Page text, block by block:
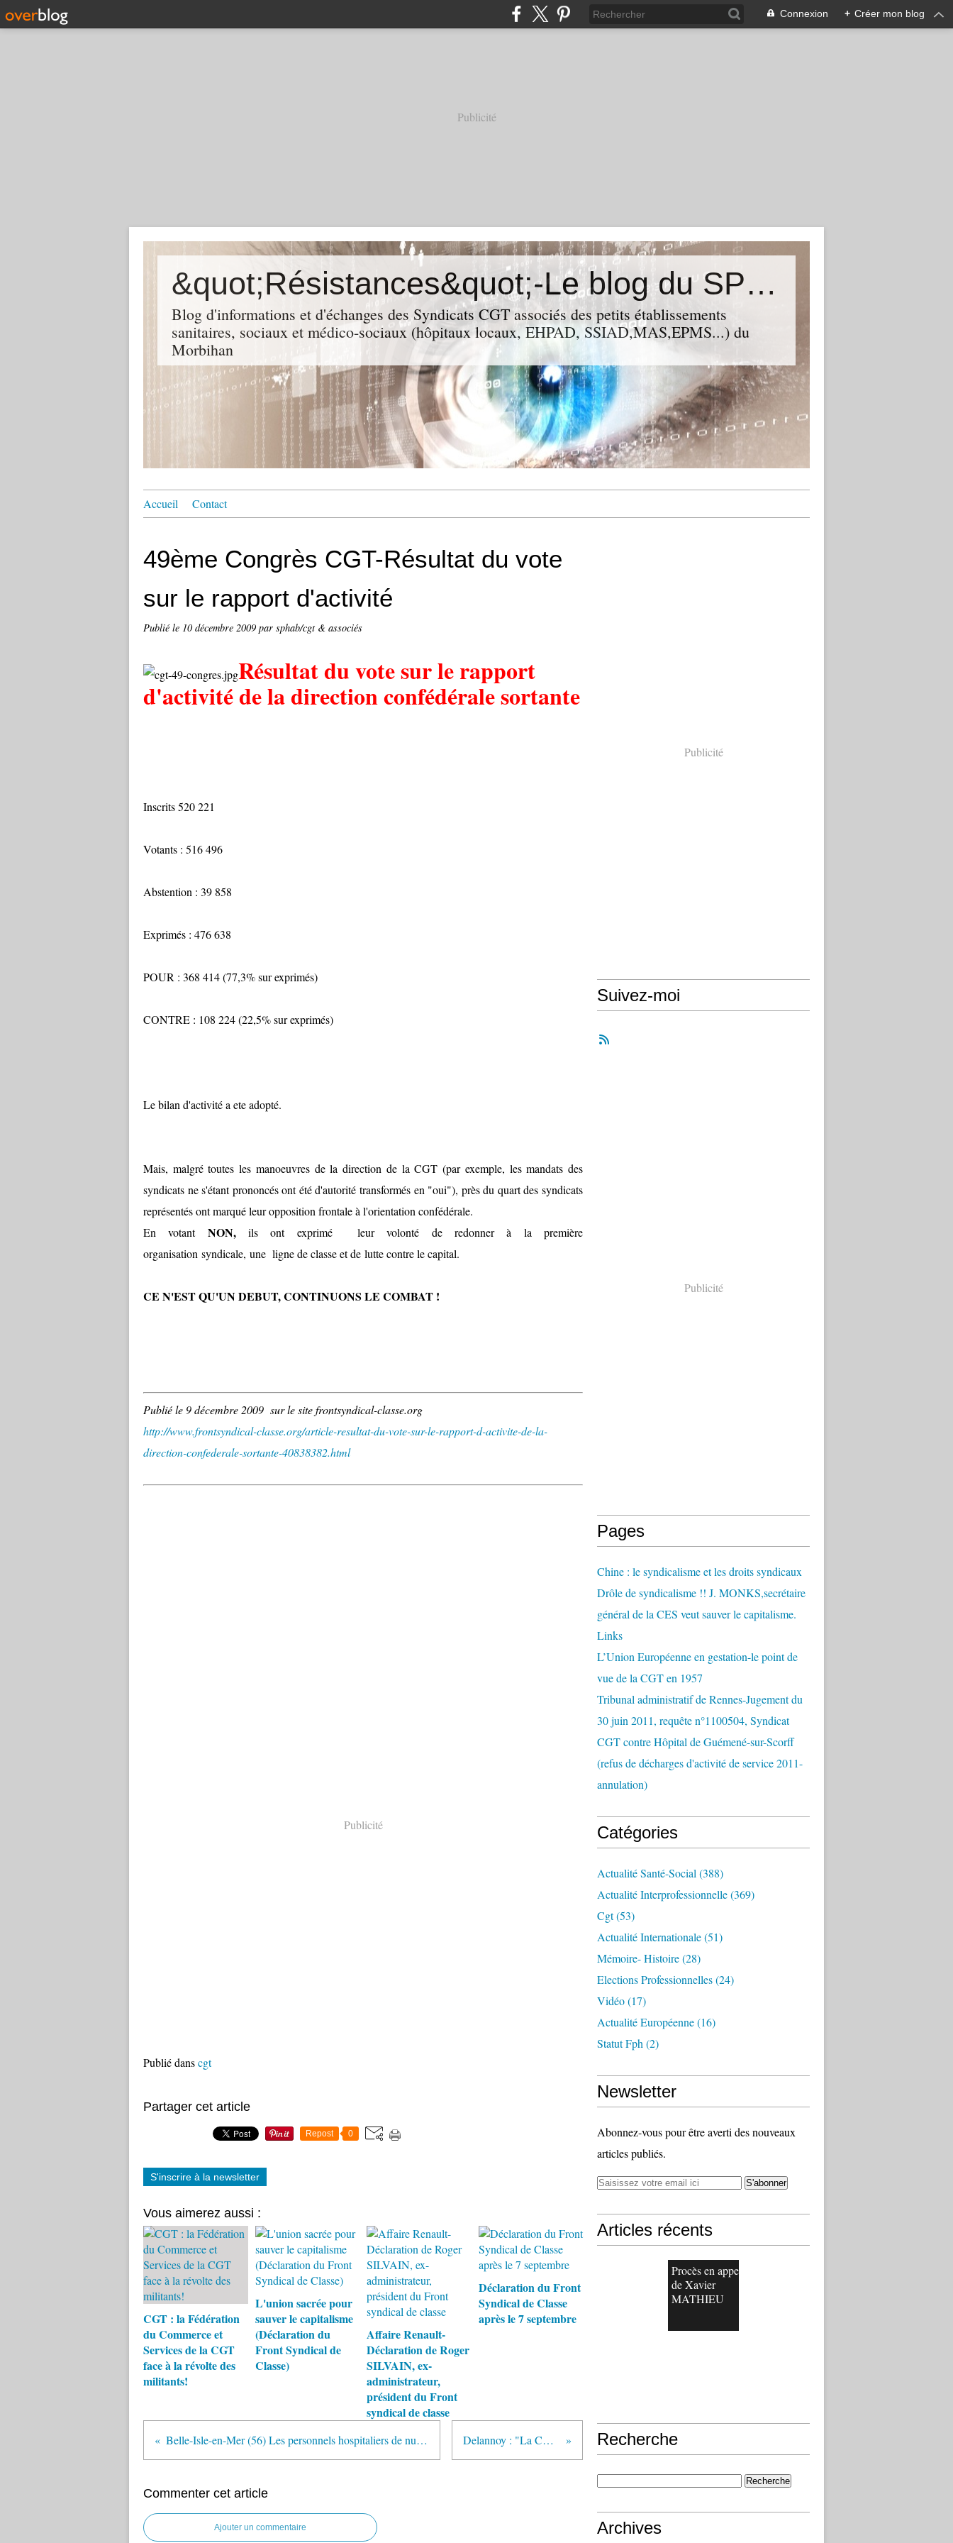
Connexion + Créer mon blog
Publicité
&quot;Résistances&quot;-Le blog du SPHAB/CGT (56-Guémené-sur-Scorff) et des Syndicats CGT associés des petits établissements sanitaires, sociaux et médico-sociaux du Morbihan qui résistent à la casse
Blog d'informations et d'échanges des Syndicats CGT associés des petits établissements
sanitaires, sociaux et médico-sociaux (hôpitaux locaux, EHPAD, SSIAD,MAS,EPMS...) du
Morbihan
Accueil Contact
49ème Congrès CGT-Résultat du vote
sur le rapport d'activité
Publié le 10 décembre 2009 par sphab/cgt & associés
Résultat du vote sur le rapport
d'activité de la direction confédérale sortante
Inscrits 520 221
Votants : 516 496
Abstention : 39 858
Exprimés : 476 638
POUR : 368 414 (77,3% sur exprimés)
CONTRE : 108 224 (22,5% sur exprimés)
Le bilan d'activité a ete adopté.
Mais, malgré toutes les manoeuvres de la direction de la CGT (par exemple, les mandats des
syndicats ne s'étant prononcés ont été d'autorité transformés en "oui"), près du quart des syndicats
représentés ont marqué leur opposition frontale à l'orientation confédérale.
En votant NON,ils ont exprimé leur volonté de redonner à la première
organisation syndicale, une ligne de classe et de lutte contre le capital.
CE N'EST QU'UN DEBUT, CONTINUONS LE COMBAT !
Publié le 9 décembre 2009 sur le site frontsyndical-classe.org
http://www.frontsyndical-classe.org/article-resultat-du-vote-sur-le-rapport-d-activite-de-la-
direction-confederale-sortante-40838382.html
Publicité
Publié danscgt
Partager cet article
Repost 0
S'inscrire à la newsletter
Vous aimerez aussi :
CGT : la Fédération
du Commerce et
Services de la CGT
face à la révolte des
militants!
L'union sacrée pour
sauver le capitalisme
(Déclaration du
Front Syndical de
Classe)
Affaire Renault-
Déclaration de Roger
SILVAIN, ex-
administrateur,
président du Front
syndical de classe
Déclaration du Front
Syndical de Classe
après le 7 septembre
Belle-Isle-en-Mer (56) Les personnels hospitaliers de nuit en colère –une prime de 130€, environ, supprimée chaque mois Delannoy : "La CGT accompagne le système"
Commenter cet article
Ajouter un commentaire
Publicité
Suivez-moi
Publicité
Pages
Chine : le syndicalisme et les droits syndicaux
Drôle de syndicalisme !! J. MONKS,secrétaire
général de la CES veut sauver le capitalisme.
Links
L’Union Européenne en gestation-le point de
vue de la CGT en 1957
Tribunal administratif de Rennes-Jugement du
30 juin 2011, requête n°1100504, Syndicat
CGT contre Hôpital de Guémené-sur-Scorff
(refus de décharges d'activité de service 2011-
annulation)
Catégories
Actualité Santé-Social (388)
Actualité Interprofessionnelle(369)
Cgt(53)
Actualité Internationale(51)
Mémoire- Histoire(28)
Elections Professionnelles(24)
Vidéo(17)
Actualité Européenne(16)
Statut Fph (2)
Newsletter
Abonnez-vous pour être averti des nouveaux
articles publiés.
Articles récents
Procès en appel
de Xavier
MATHIEU
Recherche
Archives